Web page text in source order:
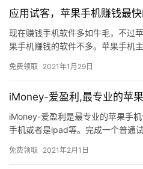
应用试客，苹果手机赚钱最
现在赚钱手机软件多如牛毛，不过
果手机赚钱的软件不多。苹果手机
件，完…
免费领取 2021年1月29日
iMoney-爱盈利,最专业的苹
iMoney-爱盈利是最专业的苹果手
手机或者是ipad等。完成一个普通
免费领取 2021年2月1日